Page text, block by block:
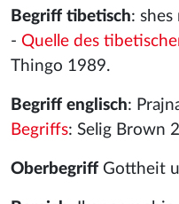
Begriff tibetisch:
- Quelle des
Thingo 1989.
Begriff englisch:
Begriffs: Selig Brown
Oberbegriff Gottheit